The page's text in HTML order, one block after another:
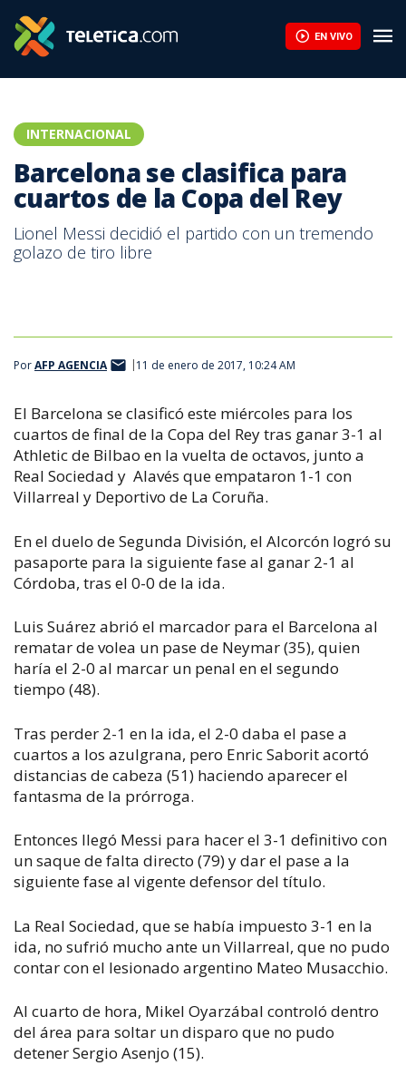
EN VIVO
INTERNACIONAL
Barcelona se clasifica para
cuartos de la Copa del Rey
Lionel Messi decidió el partido con un tremendo
golazo de tiro libre
PorAFP AGENCIA 11 de enero de 2017, 10:24 AM
El Barcelona se clasificó este miércoles para los
cuartos de final de la Copa del Rey tras ganar 3-1 al
Athletic de Bilbao en la vuelta de octavos, junto a
Real Sociedad y Alavés que empataron 1-1 con
Villarreal y Deportivo de La Coruña.
En el duelo de Segunda División, el Alcorcón logró su
pasaporte para la siguiente fase al ganar 2-1 al
Córdoba, tras el 0-0 de la ida.
Luis Suárez abrió el marcador para el Barcelona al
rematar de volea un pase de Neymar (35), quien
haría el 2-0 al marcar un penal en el segundo
tiempo (48).
Tras perder 2-1 en la ida, el 2-0 daba el pase a
cuartos a los azulgrana, pero Enric Saborit acortó
distancias de cabeza (51) haciendo aparecer el
fantasma de la prórroga.
Entonces llegó Messi para hacer el 3-1 definitivo con
un saque de falta directo (79) y dar el pase a la
siguiente fase al vigente defensor del título.
La Real Sociedad, que se había impuesto 3-1 en la
ida, no sufrió mucho ante un Villarreal, que no pudo
contar con el lesionado argentino Mateo Musacchio.
Al cuarto de hora, Mikel Oyarzábal controló dentro
del área para soltar un disparo que no pudo
detener Sergio Asenjo (15).